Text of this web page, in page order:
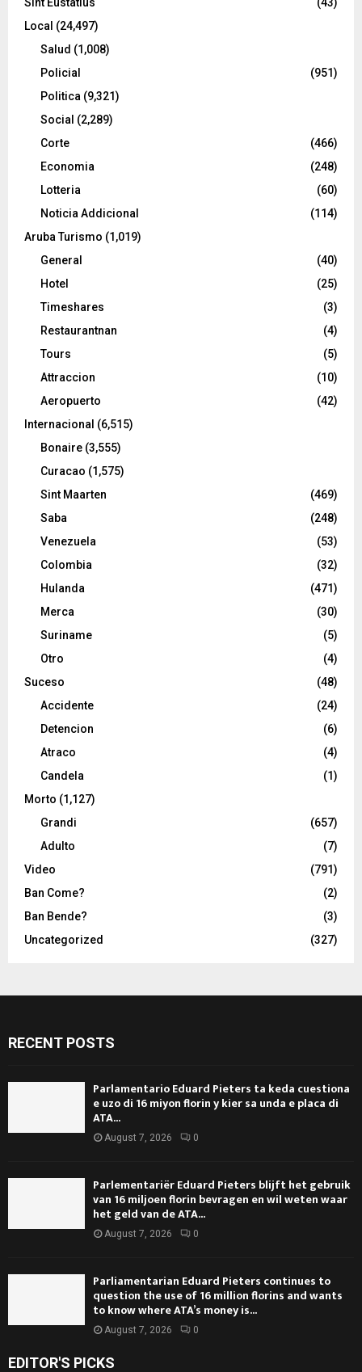
Local (24,497)
Salud (1,008)
Policial
(951)
Politica (9,321)
Social (2,289)
Corte
(466)
Economia
(248)
Lotteria
(60)
Noticia Addicional
(114)
Aruba Turismo (1,019)
General
(40)
Hotel
(25)
Timeshares
(3)
Restaurantnan
(4)
Tours
(5)
Attraccion
(10)
Aeropuerto
(42)
Internacional (6,515)
Bonaire (3,555)
Curacao (1,575)
Sint Maarten
(469)
Saba
(248)
Venezuela
(53)
Colombia
(32)
Hulanda
(471)
Merca
(30)
Suriname
(5)
Otro
(4)
Suceso
(48)
Accidente
(24)
Detencion
(6)
Atraco
(4)
Candela
(1)
Morto (1,127)
Grandi
(657)
Adulto
(7)
Video
(791)
Ban Come?
(2)
Ban Bende?
(3)
Uncategorized
(327)
RECENT POSTS
Parlamentario Eduard Pieters ta keda cuestiona
e uzo di 16 miyon florin y kier sa unda e placa di
ATA...
August 7, 2026 0
Parlementariër Eduard Pieters blijft het gebruik
van 16 miljoen florin bevragen en wil weten waar
het geld van de ATA...
August 7, 2026 0
Parliamentarian Eduard Pieters continues to
question the use of 16 million florins and wants
to know where ATA’s money is...
August 7, 2026 0
EDITOR'S PICKS